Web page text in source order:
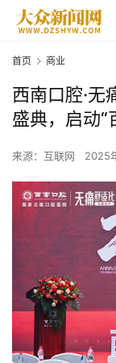
首页 商业
西南口腔·无
盛典，启动“
来源：互联网 2025